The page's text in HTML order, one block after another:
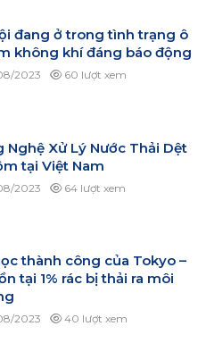
đang ở trong tình trạng ô
không khí đáng báo động
2023 60 lượt xem
Nghệ Xử Lý Nước Thải Dệt
tại Việt Nam
2023 64 lượt xem
thành công của Tokyo –
tại 1% rác bị thải ra môi
2023 40 lượt xem